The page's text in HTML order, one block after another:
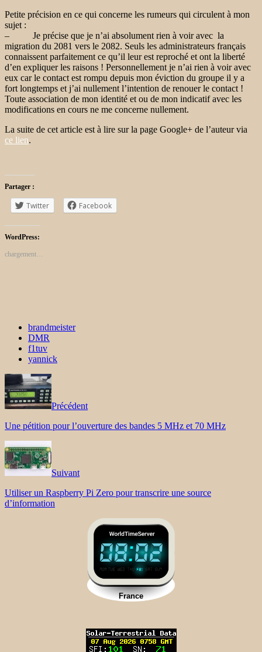
Petite précision en ce qui concerne les rumeurs qui circulent à mon
sujet :
– Je précise que je n’ai absolument rien à voir avec la
migration du 2081 vers le 2082. Seuls les administrateurs français
connaissent parfaitement ce qu’il leur est reproché et ont la liberté
d’en expliquer les raisons ! Personnellement je n’ai rien à voir avec
eux car le contact est rompu depuis mon éviction du groupe il y a
fort longtemps et j’ai nullement l’intention de renouer le contact !
Toute association de mon identité et ou de mon indicatif avec les
modifications en cours ne me concerne nullement.
La suite de cet article est à lire sur la page Google+ de l’auteur via
ce lien.
Partager :
Twitter Facebook
WordPress:
chargement…
brandmeister
DMR
f1tuv
yannick
Précédent
Une pétition pour l’ouverture des bandes 5 MHz et 70 MHz
Suivant
Utiliser un Raspberry Pi Zero pour transcrire une source
d’information